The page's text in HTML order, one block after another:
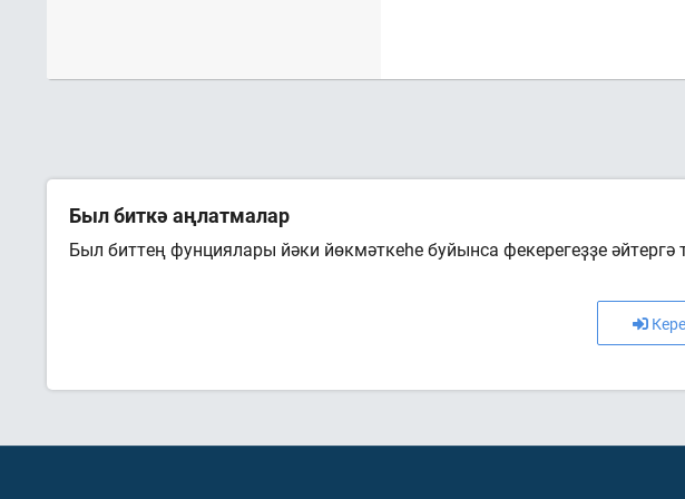
Был биткә аңлатмалар
Был биттең фунциялары йәки йөкмәткеһе буйынса фекерегеҙҙе